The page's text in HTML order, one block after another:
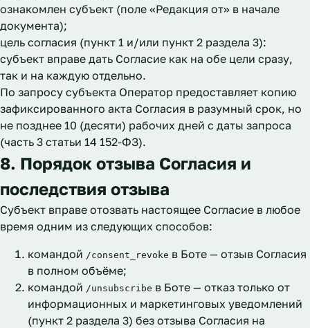
ознакомлен субъект (поле «Редакция от» в начале
документа);
цель согласия (пункт 1 и/или пункт 2 раздела 3):
субъект вправе дать Согласие как на обе цели сразу,
так и на каждую отдельно.
По запросу субъекта Оператор предоставляет копию
зафиксированного акта Согласия в разумный срок, но
не позднее 10 (десяти) рабочих дней с даты запроса
(часть 3 статьи 14 152-ФЗ).
8. Порядок отзыва Согласия и
последствия отзыва
Субъект вправе отозвать настоящее Согласие в любое
время одним из следующих способов:
командой /consent_revoke в Боте — отзыв Согласия
в полном объёме;
командой /unsubscribe в Боте — отказ только от
информационных и маркетинговых уведомлений
(пункт 2 раздела 3) без отзыва Согласия на